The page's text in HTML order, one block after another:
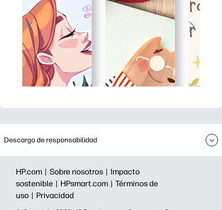
Descargo de responsabilidad
HP.com | Sobre nosotros | Impacto
sostenible | HPsmart.com | Términos de
uso | Privacidad